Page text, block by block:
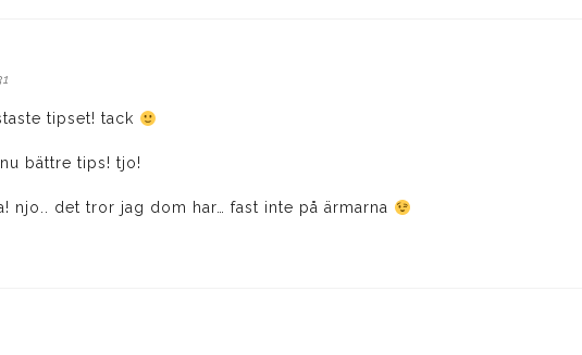
tipset! tack
bättre tips! tjo!
njo.. det tror jag dom har… fast inte på ärmarna